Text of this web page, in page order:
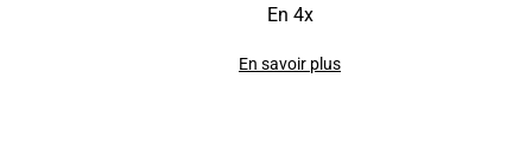
En 4x
En savoir plus